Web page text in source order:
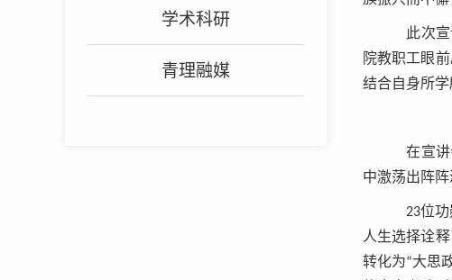
学术科研
青理融媒
此次宣
院教职工眼
结合自身所
在宣讲
中激荡出阵
23位功
人生选择诠
转化为“大思